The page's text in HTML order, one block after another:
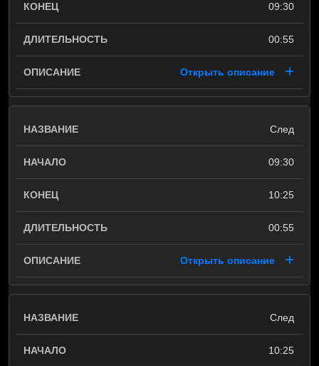
09:30
00:55
Открыть описание
След
09:30
10:25
00:55
Открыть описание
След
10:25